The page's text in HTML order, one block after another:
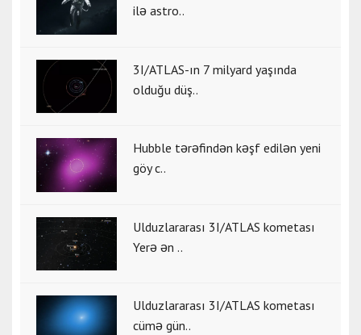
ilə astro..
3I/ATLAS-ın 7 milyard yaşında
olduğu düş..
Hubble tərəfindən kəşf edilən yeni
göy c..
Ulduzlararası 3I/ATLAS kometası
Yerə ən ..
Ulduzlararası 3I/ATLAS kometası
cümə gün..